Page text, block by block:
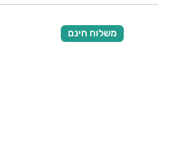
משלוח חינם